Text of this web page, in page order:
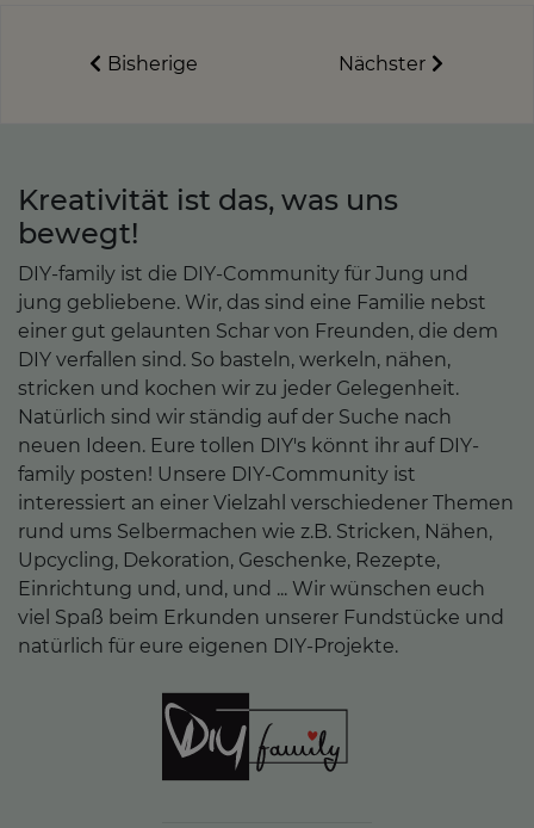
Bisherige Nächster
Kreativität ist das, was uns
bewegt!
DIY-family ist die DIY-Community für Jung und
jung gebliebene. Wir, das sind eine Familie nebst
einer gut gelaunten Schar von Freunden, die dem
DIY verfallen sind. So basteln, werkeln, nähen,
stricken und kochen wir zu jeder Gelegenheit.
Natürlich sind wir ständig auf der Suche nach
neuen Ideen. Eure tollen DIY's könnt ihr auf DIY-
family posten! Unsere DIY-Community ist
interessiert an einer Vielzahl verschiedener Themen
rund ums Selbermachen wie z.B. Stricken, Nähen,
Upcycling, Dekoration, Geschenke, Rezepte,
Einrichtung und, und, und ... Wir wünschen euch
viel Spaß beim Erkunden unserer Fundstücke und
natürlich für eure eigenen DIY-Projekte.